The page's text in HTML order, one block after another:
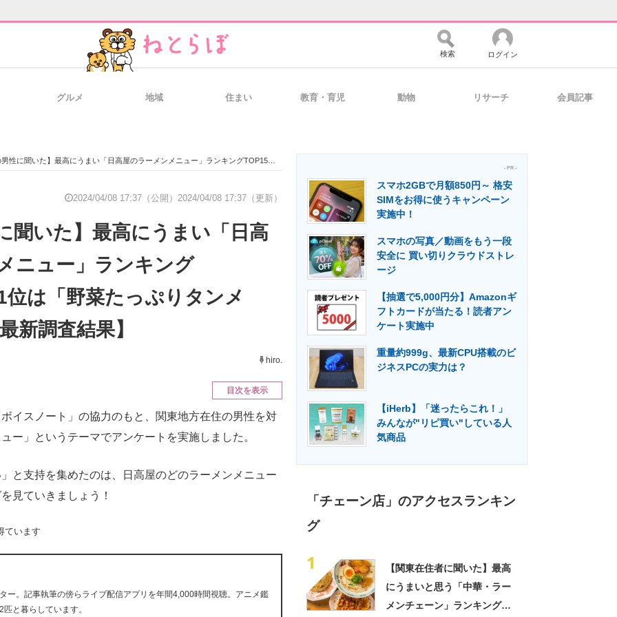
経営リーダーのコミュニティ マーケ×ITの今がよく分かる
製造業のIT導入・活用を支援
ス専門サイト 電子設計の基本と応用 エネルギーの専門メディア 建設×テクノロジーの最前線
検索 ログイン
グルメ 地域 住まい 教育・育児 動物 リサーチ 会員記事
聞いた】最高にうまい「日高屋のラーメンメニュー」ランキングTOP15！ 第1位は「野菜たっぷりタンメン」【2024年最新調査結果】
2024/04/08 17:37（公開） 2024/04/08 17:37（更新）
聞いた】最高にうまい「日高
ニュー」ランキング
は「野菜たっぷりタンメ
新調査結果】
hiro.
目次を表示
スノート」の協力のもと、関東地方在住の男性を対
ー」というテーマでアンケートを実施しました。
支持を集めたのは、日高屋のどのラーメンメニュー
見ていきましょう！
ています
ー。記事執筆の傍らライブ配信アプリを年間4,000時間視聴。アニメ鑑
と暮らしています。
- PR -
スマホ2GBで月額850円～ 格安
SIMをお得に使うキャンペーン
実施中！
スマホの写真／動画をもう一段
安全に 買い切りクラウドストレ
ージ
【抽選で5,000円分】Amazonギ
フトカードが当たる！読者アン
ケート実施中
重量約999g、最新CPU搭載のビ
ジネスPCの実力は？
【iHerb】「迷ったらこれ！」
みんなが"リピ買い"している人
気商品
「チェーン店」のアクセスランキン
グ
1
【関東在住者に聞いた】最高
にうまいと思う「中華・ラー
メンチェーン」ランキング